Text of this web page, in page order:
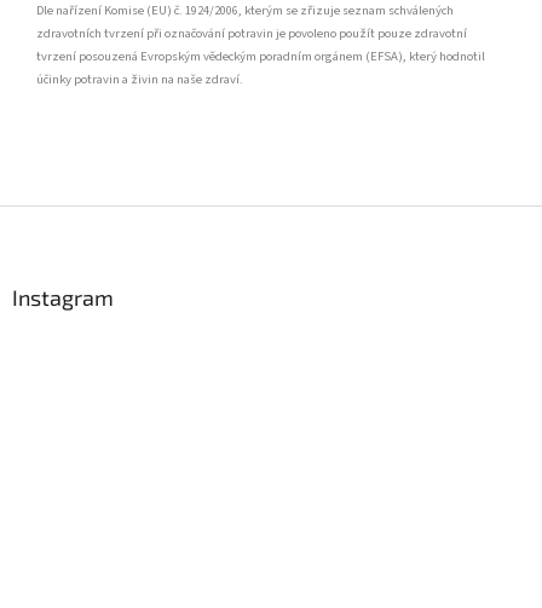
Dle nařízení Komise (EU) č. 1924/2006, kterým se zřizuje seznam schválených
zdravotních tvrzení při označování potravin je povoleno použít pouze zdravotní
tvrzení posouzená Evropským vědeckým poradním orgánem (EFSA), který hodnotil
účinky potravin a živin na naše zdraví.
Instagram